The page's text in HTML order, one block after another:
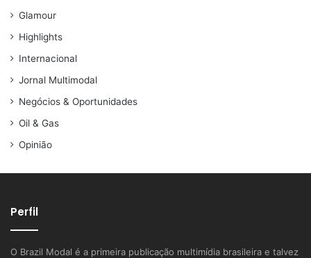
Glamour
Highlights
Internacional
Jornal Multimodal
Negócios & Oportunidades
Oil & Gas
Opinião
Perfil
O Brazil Modal é a primeira publicação multimídia brasileira e talvez